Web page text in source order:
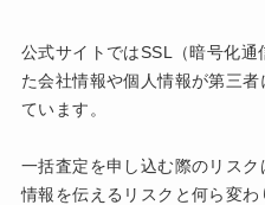
公式サイトではSSL（暗号化通
た会社情報や個人情報が第三
ています。
一括査定を申し込む際のリス
情報を伝えるリスクと何ら変わ